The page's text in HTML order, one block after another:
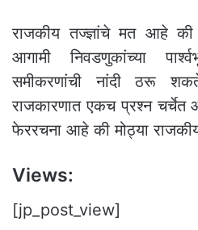
राजकीय तज्ज्ञांचे मत आहे की
आगामी निवडणुकांच्या
समीकरणांची नांदी ठरू
राजकारणात एकच प्रश्न
फेररचना आहे की मोठ्या
Views:
[jp_post_view]